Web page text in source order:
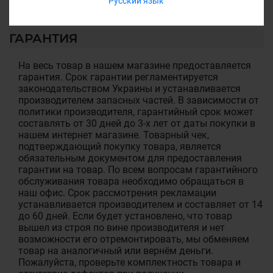
ГАРАНТИЯ
На весь товар в нашем магазине предоставляется
гарантия. Срок гарантии регламентируется
законодательством Украины и устанавливается
производителем запасных частей. В зависимости от
политики производителя, гарантийный срок может
составлять от 30 дней до 3-х лет от даты покупки в
нашем интернет магазине. Товарный чек,
подтверждающий покупку товара, является
обязательным документом для предоставления
гарантии на товар. По всем вопросам гарантийного
обслуживания товара необходимо обращаться в
наш офис. Срок рассмотрения рекламации
устанавливается производителем и составляет от 14
до 60 дней. Если будет установлено, что товар
вышел из строя по вине производителя и нет
возможности его отремонтировать, мы обменяем
товар на аналогичный или вернём деньги.
Пожалуйста, проверьте комплектность товара и